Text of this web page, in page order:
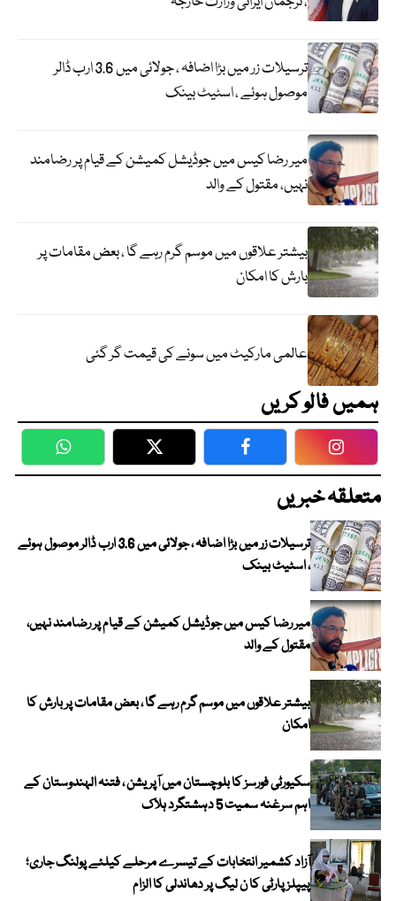
ترسیلات زر میں بڑا اضافہ ، جولائی میں 3.6 ارب ڈالر
موصول ہوئے ، اسٹیٹ بینک
میر رضا کیس میں جوڈیشل کمیشن کے قیام پر رضامند
نہیں، مقتول کے والد
بیشتر علاقوں میں موسم گرم رہے گا ، بعض مقامات پر
بارش کا امکان
عالمی مارکیٹ میں سونے کی قیمت گر گئی
ہمیں فالو کریں
WhatsApp Twitter Facebook
متعلقہ خبریں
ترسیلات زر میں بڑا اضافہ ، جولائی میں 3.6 ارب ڈالر موصول ہوئے
، اسٹیٹ بینک
میر رضا کیس میں جوڈیشل کمیشن کے قیام پر رضامند نہیں،
مقتول کے والد
بیشتر علاقوں میں موسم گرم رہے گا ، بعض مقامات پر بارش کا
امکان
سکیورٹی فورسز کا بلوچستان میں آپریشن ، فتنہ الہندوستان کے
اہم سرغنہ سمیت 5 دہشتگرد ہلاک
آزاد کشمیر انتخابات کے تیسرے مرحلے کیلئے پولنگ جاری؛
پیپلز پارٹی کا ن لیگ پر دھاندلی کا الزام